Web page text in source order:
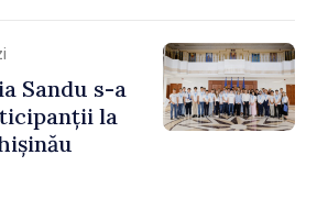
a
Sandu s-a
la